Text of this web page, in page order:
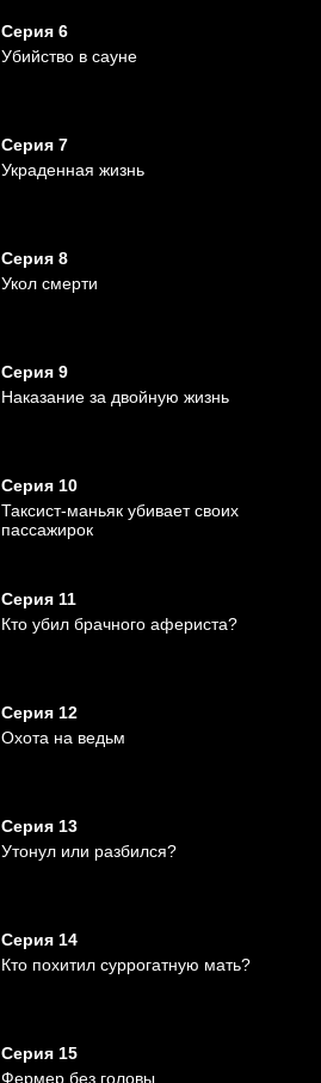
Серия 6
Убийство в сауне
Серия 7
Украденная жизнь
Серия 8
Укол смерти
Серия 9
Наказание за двойную жизнь
Серия 10
Таксист-маньяк убивает своих
пассажирок
Серия 11
Кто убил брачного афериста?
Серия 12
Охота на ведьм
Серия 13
Утонул или разбился?
Серия 14
Кто похитил суррогатную мать?
Серия 15
Фермер без головы